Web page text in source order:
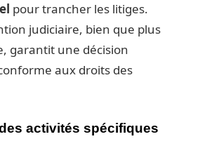
pour trancher les litiges.
judiciaire, bien que plus
garantit une décision
aux droits des
activités spécifiques